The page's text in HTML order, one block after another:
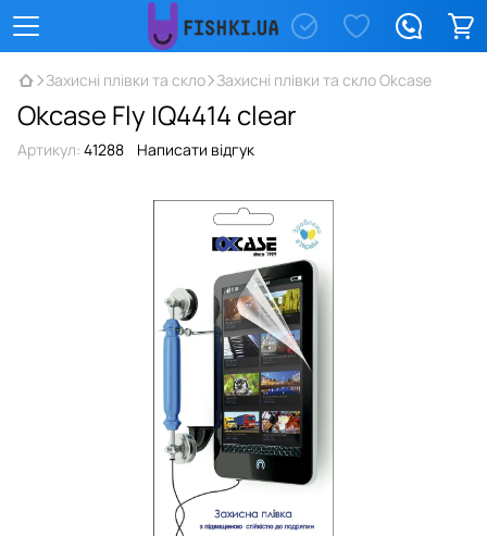
Захисні плівки та скло Захисні плівки та скло Okcase
Okcase Fly IQ4414 clear
Артикул: 41288 Написати відгук